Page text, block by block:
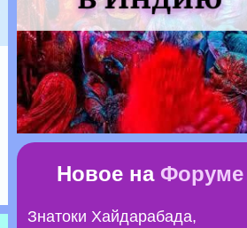
Новое на Форуме
Знатоки Хайдарабада,